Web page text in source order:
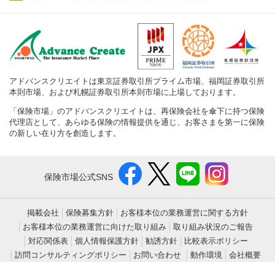
アドバンスクリエイトは東京証券取引所プライム市場、福岡証券取引所
本則市場、および札幌証券取引所本則市場に上場しております。
「保険市場」のアドバンスクリエイトは、再保険会社を傘下に持つ保険
代理店として、あらゆる保険の情報提供を通じ、お客さまを第一に保険
の新しい在り方を創造します。
保険市場公式SNS
掲載会社 保険募集方針
お客様本位の業務運営に関する方針
お客様本位の業務運営に向けた取り組み
取り組み状況のご報告
対応関係表
個人情報保護方針 勧誘方針
比較表示ポリシー
訪問コンサルティングポリシー
お問い合わせ 動作環境 会社概要